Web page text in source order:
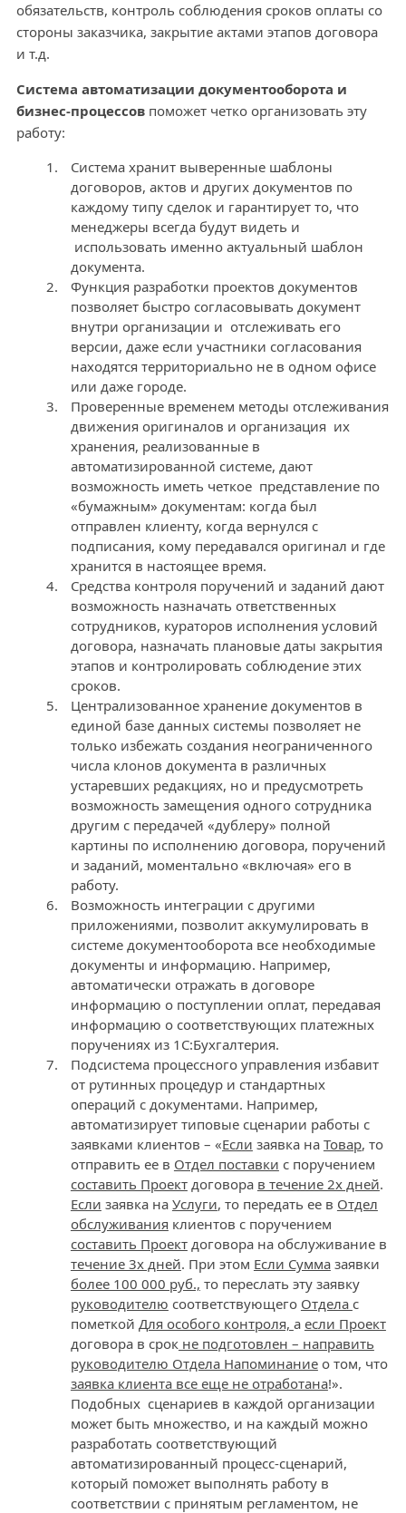
обязательств, контроль соблюдения сроков оплаты со
стороны заказчика, закрытие актами этапов договора
и т.д.
Система автоматизации документооборота и
бизнес-процессовпоможет четко организовать эту
работу:
Система хранит выверенные шаблоны
договоров, актов и других документов по
каждому типу сделок и гарантирует то, что
менеджеры всегда будут видеть и
использовать именно актуальный шаблон
документа.
Функция разработки проектов документов
позволяет быстро согласовывать документ
внутри организации и отслеживать его
версии, даже если участники согласования
находятся территориально не в одном офисе
или даже городе.
Проверенные временем методы отслеживания
движения оригиналов и организация их
хранения, реализованные в
автоматизированной системе, дают
возможность иметь четкое представление по
«бумажным» документам: когда был
отправлен клиенту, когда вернулся с
подписания, кому передавался оригинал и где
хранится в настоящее время.
Средства контроля поручений и заданий дают
возможность назначать ответственных
сотрудников, кураторов исполнения условий
договора, назначать плановые даты закрытия
этапов и контролировать соблюдение этих
сроков.
Централизованное хранение документов в
единой базе данных системы позволяет не
только избежать создания неограниченного
числа клонов документа в различных
устаревших редакциях, но и предусмотреть
возможность замещения одного сотрудника
другим с передачей «дублеру» полной
картины по исполнению договора, поручений
и заданий, моментально «включая» его в
работу.
Возможность интеграции с другими
приложениями, позволит аккумулировать в
системе документооборота все необходимые
документы и информацию. Например,
автоматически отражать в договоре
информацию о поступлении оплат, передавая
информацию о соответствующих платежных
поручениях из 1С:Бухгалтерия.
Подсистема процессного управления избавит
от рутинных процедур и стандартных
операций с документами. Например,
автоматизирует типовые сценарии работы с
заявками клиентов – «Если заявка на Товар, то
отправить ее в Отдел поставки с поручением
составить Проектдоговора в течение 2х дней.
Если заявка на Услуги, то передать ее в Отдел
обслуживания клиентов с поручением
составить Проектдоговора на обслуживание в
течение 3х дней. При этом Если Суммазаявки
более 100 000 руб., то переслать эту заявку
руководителю соответствующего Отдела с
пометкой Для особого контроля, а если Проект
договора в срокне подготовлен – направить
руководителю Отдела Напоминаниео том, что
заявка клиента все еще не отработана!».
Подобных сценариев в каждой организации
может быть множество, и на каждый можно
разработать соответствующий
автоматизированный процесс-сценарий,
который поможет выполнять работу в
соответствии с принятым регламентом, не